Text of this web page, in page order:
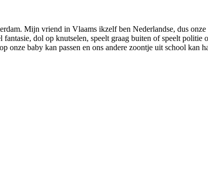
Mijn vriend in Vlaams ikzelf ben Nederlandse, dus
fantasie, dol op knutselen, speelt graag buiten of speelt
onze baby kan passen en ons andere zoontje uit school